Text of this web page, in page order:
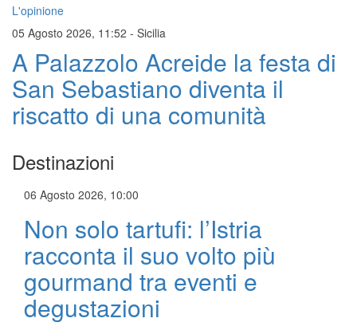
L'opinione
05 Agosto 2026, 11:52 - Sicilia
A Palazzolo Acreide la festa di
San Sebastiano diventa il
riscatto di una comunità
Destinazioni
06 Agosto 2026, 10:00
Non solo tartufi: l’Istria
racconta il suo volto più
gourmand tra eventi e
degustazioni